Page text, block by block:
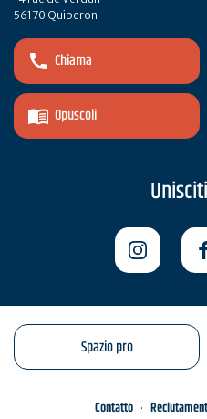
56170 Quiberon
Chiama
Opuscoli
Spazio pro
Contatto